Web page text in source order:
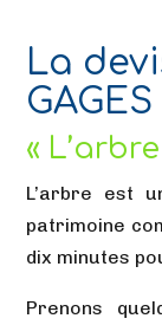
La
GAGES
«
L’arbre est
patrimoine
dix minutes
Prenons